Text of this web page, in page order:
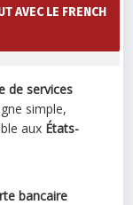
AVEC LE FRENCH
de services
simple,
aux États-
bancaire